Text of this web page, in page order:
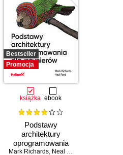
,Daniel Slater
Bestseller
Promocja
książka ebook
Podstawy
architektury
oprogramowania
dla inżynierów.
Mark Richards, Neal Ford